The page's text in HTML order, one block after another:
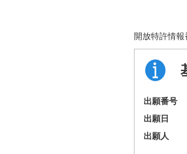
開放特許情報
出願番号
出願日
出願人